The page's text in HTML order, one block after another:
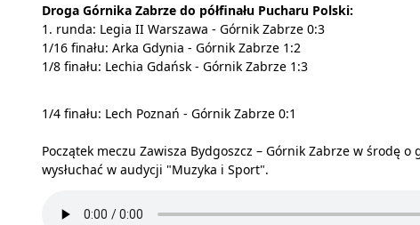
Droga Górnika Zabrze do półfinału Pucharu Polski:
1. runda: Legia II Warszawa - Górnik Zabrze 0:3
1/16 finału: Arka Gdynia - Górnik Zabrze 1:2
1/8 finału: Lechia Gdańsk - Górnik Zabrze 1:3
1/4 finału: Lech Poznań - Górnik Zabrze 0:1
Początek meczu Zawisza Bydgoszcz – Górnik Zabrze w środę
wysłuchać w audycji "Muzyka i Sport".